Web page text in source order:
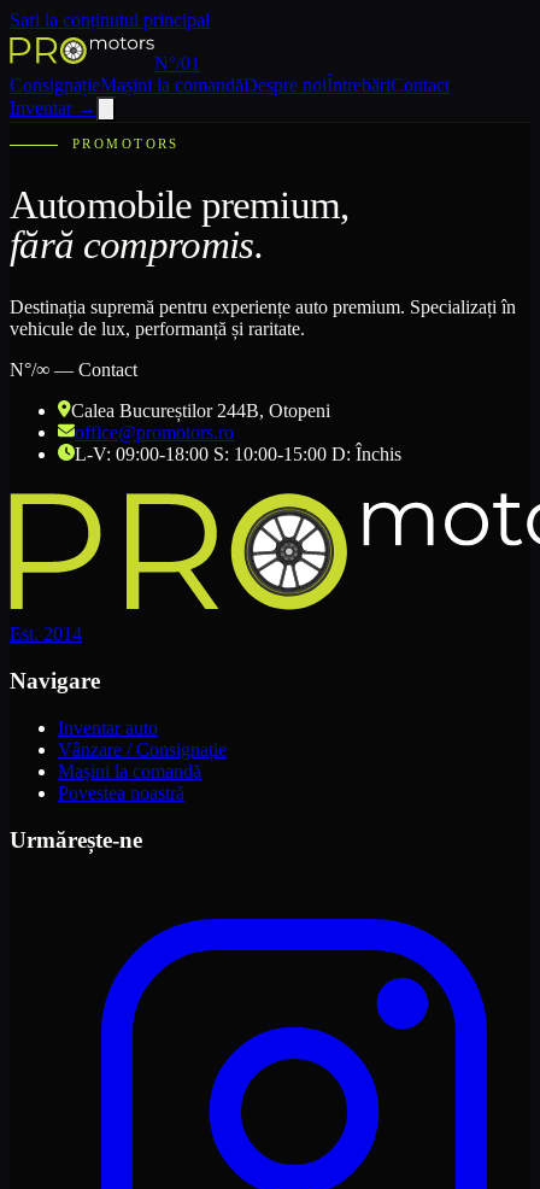
Sari la conținutul principal
N°/01
ConsignațieMașini la comandăDespre noiÎntrebăriContact
Inventar→
PROMOTORS
Automobile premium,
fără compromis.
Destinația supremă pentru experiențe auto premium. Specializați în
vehicule de lux, performanță și raritate.
N°/∞ — Contact
Calea Bucureștilor 244B, Otopeni
office@promotors.ro
L-V: 09:00-18:00 S: 10:00-15:00 D: Închis
Est. 2014
Navigare
Inventar auto
Vânzare / Consignație
Mașini la comandă
Povestea noastră
Urmărește-ne